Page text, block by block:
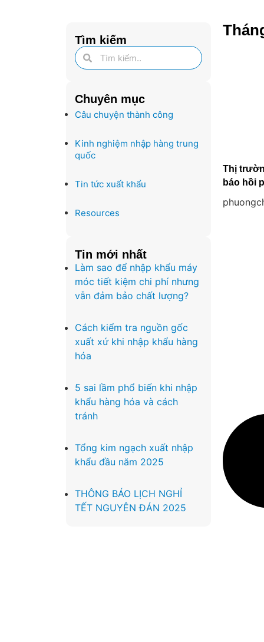
Tìm kiếm
Chuyên mục
Câu chuyện thành công
Kinh nghiệm nhập hàng trung
quốc
Tin tức xuất khẩu
Resources
Tin mới nhất
Làm sao để nhập khẩu máy
móc tiết kiệm chi phí nhưng
vẫn đảm bảo chất lượng?
Cách kiểm tra nguồn gốc
xuất xứ khi nhập khẩu hàng
hóa
5 sai lầm phổ biến khi nhập
khẩu hàng hóa và cách
tránh
Tổng kim ngạch xuất nhập
khẩu đầu năm 2025
THÔNG BÁO LỊCH NGHỈ
TẾT NGUYÊN ĐÁN 2025
Thị
báo hồi